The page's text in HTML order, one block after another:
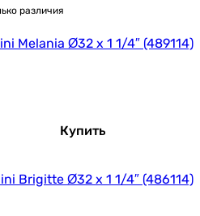
различия
Melania Ø32 х 1 1/4″ (489114)
Купить
Brigitte Ø32 х 1 1/4″ (486114)